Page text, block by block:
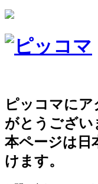
ピッコマにア
がとうござい
本ページは日
けます。